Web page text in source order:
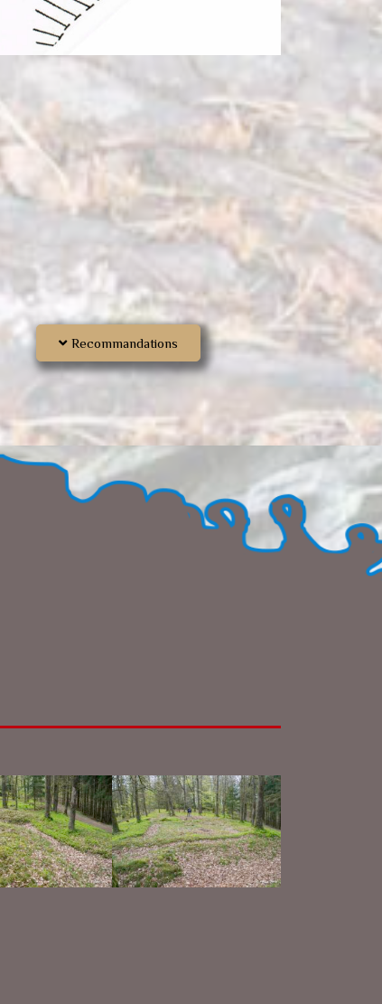
Recommandations